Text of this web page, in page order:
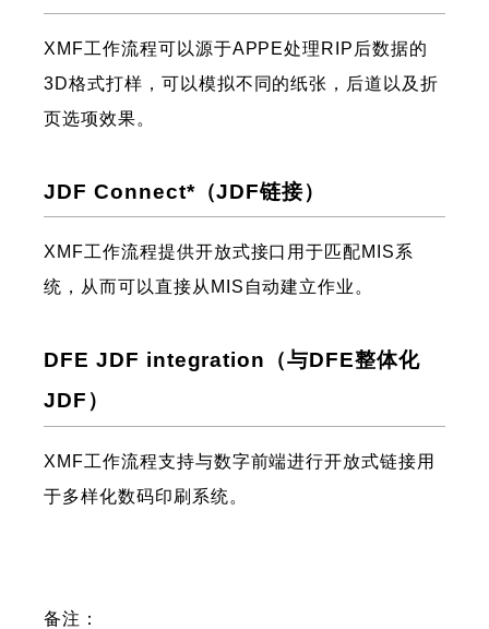
XMF工作流程可以源于APPE处理RIP后数据的
3D格式打样，可以模拟不同的纸张，后道以及折
页选项效果。
JDF Connect*（JDF链接）
XMF工作流程提供开放式接口用于匹配MIS系
统，从而可以直接从MIS自动建立作业。
DFE JDF integration（与DFE整体化
JDF）
XMF工作流程支持与数字前端进行开放式链接用
于多样化数码印刷系统。
备注：